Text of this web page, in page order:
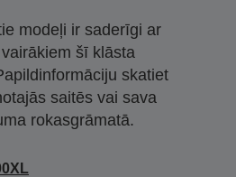
modeļi ir saderīgi ar
šī klāsta
skatiet
saitēs vai sava
rokasgrāmatā.